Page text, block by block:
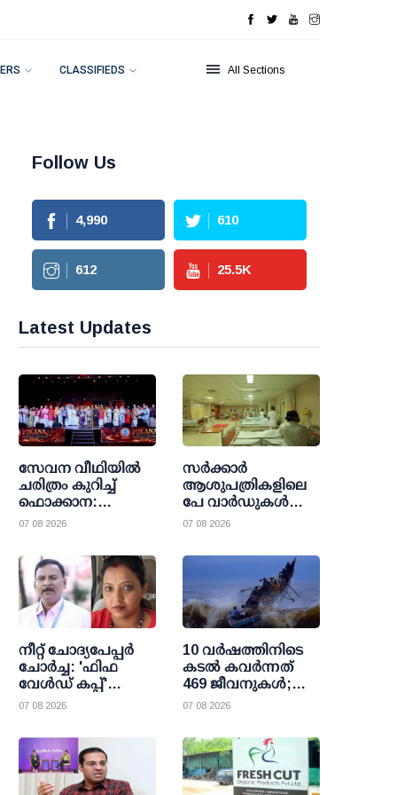
CLASSIFIEDS All Sections
Follow Us
4,990 610
612 25.5K
Latest Updates
സേവന വീഥിയില്‍
ചരിത്രം കുറിച്ച്
ഫൊക്കാന:
കല്‍ഹാരിയില്‍
പുതിയ പ്രഭാതം
07 08 2026
സര്‍ക്കാര്‍
ആശുപത്രികളിലെ
പേ വാര്‍ഡുകള്‍
ഇനി എല്ലാവര്‍ക്കും;
ഒഴിവാക്കി
07 08 2026
നീറ്റ് ചോദ്യപേപ്പര്‍
ചോര്‍ച്ച: 'ഫിഫ
വേള്‍ഡ് കപ്പ്'
വാട്സാപ്പ് ഗ്രൂപ്പ്
ഞെട്ടിക്കുന്ന
വിവരങ്ങള്‍
പുറത്തുവിട്ട്
സി.ബി.ഐ
07 08 2026
10 വര്‍ഷത്തിനിടെ
കടല്‍ കവര്‍ന്നത്
469 ജീവനുകള്‍;
47000 ത്തിലധികം
രക്ഷാകരമേകി
മറൈന്‍ ഫിഷറീസ്
07 08 2026